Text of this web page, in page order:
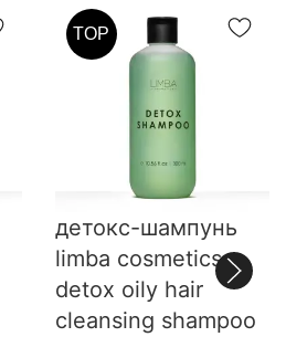
TOP
детокс-шампунь
limba cosmetics
detox oily hair
cleansing shampoo